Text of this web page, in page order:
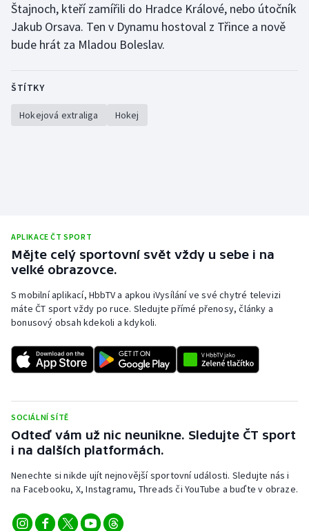
Ostatní
Štajnoch, kteří zamířili do Hradce Králové, nebo útočník
Jakub Orsava. Ten v Dynamu hostoval z Třince a nově
bude hrát za Mladou Boleslav.
ŠTÍTKY
Hokejová extraliga Hokej
APLIKACE ČT SPORT
Mějte celý sportovní svět vždy u sebe i na
velké obrazovce.
S mobilní aplikací, HbbTV a apkou iVysílání ve své chytré televizi
máte ČT sport vždy po ruce. Sledujte přímé přenosy, články a
bonusový obsah kdekoli a kdykoli.
SOCIÁLNÍ SÍTĚ
Odteď vám už nic neunikne. Sledujte ČT sport
i na dalších platformách.
Nenechte si nikde ujít nejnovější sportovní události. Sledujte nás i
na Facebooku, X, Instagramu, Threads či YouTube a buďte v obraze.